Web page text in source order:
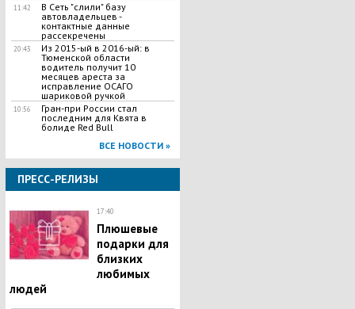
11:42
В Сеть "слили" базу
автовладельцев -
контактные данные
рассекречены
20:43
Из 2015-ый в 2016-ый: в
Тюменской области
водитель получит 10
месяцев ареста за
исправление ОСАГО
шариковой ручкой
10:56
Гран-при России стал
последним для Квята в
болиде Red Bull
ВСЕ НОВОСТИ »
ПРЕСС-РЕЛИЗЫ
17:40
Плюшевые
подарки для
близких
любимых
людей